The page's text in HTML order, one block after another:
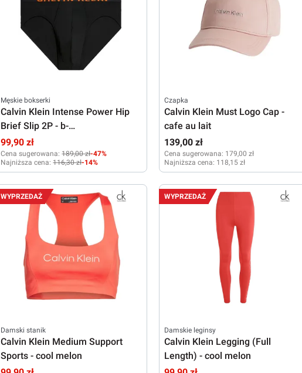
Męskie bokserki
Calvin Klein Intense Power Hip
Brief Slip 2P - b-
carrot/mysterioso logos
99,90 zł
Cena sugerowana: 189,00 zł-47%
Najniższa cena:116,30 zł-14%
S
Czapka
Calvin Klein Must Logo Cap -
cafe au lait
139,00 zł
Cena sugerowana: 179,00 zł
Najniższa cena: 118,15 zł
WYPRZEDAŻ
Damski stanik
Calvin Klein Medium Support
Sports - cool melon
WYPRZEDAŻ
Damskie leginsy
Calvin Klein Legging (Full
Length) - cool melon